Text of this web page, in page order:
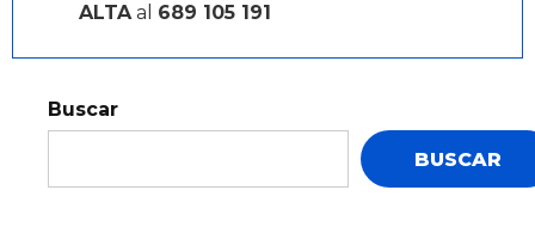
ALTAal 689 105 191
Buscar
BUSCAR